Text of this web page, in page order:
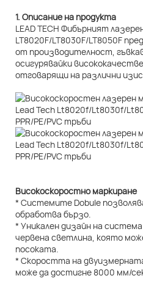
1. Описание на продукта
LEAD TECH Фибърният
LT8020F/LT8030F/LT8050F
от производителност,
осигурявайки
отговарящи на различни
Високоскоростно маркиране
* Системите Dobule
обработва бързо.
* Уникален дизайн на
червена светлина, която
посоката.
* Скоростта на
може да достигне 8000 мм/